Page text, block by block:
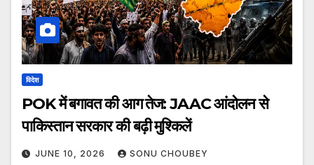
विदेश
POK में बगावत की आग तेज: JAAC आंदोलन से
पाकिस्तान सरकार की बढ़ी मुश्किलें
JUNE 10, 2026 SONU CHOUBEY